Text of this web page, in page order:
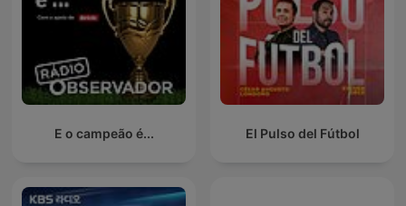
E o campeão é... El Pulso del Fútbol